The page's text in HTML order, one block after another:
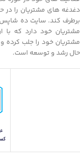
دغدغه های مشتریان را در
برطرف کند. سایت ده شاپس
مشتریان خود دارد که با
مشتریان خود را جلب کرده
حال رشد و توسعه است.